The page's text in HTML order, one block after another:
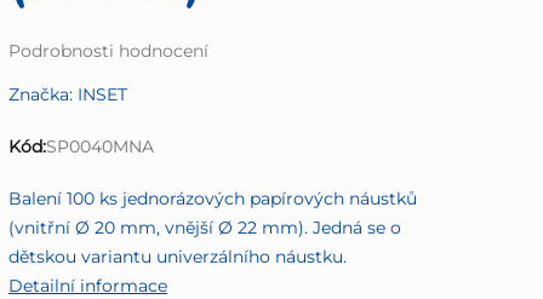
Průměrné
produktu
0,0
hvězdiček.
Podrobnosti hodnocení
Značka: INSET
Kód:SP0040MNA
Balení 100 ks jednorázových papírových náustků
(vnitřní Ø 20 mm, vnější Ø 22 mm). Jedná se o
dětskou variantu univerzálního náustku.
Detailní informace